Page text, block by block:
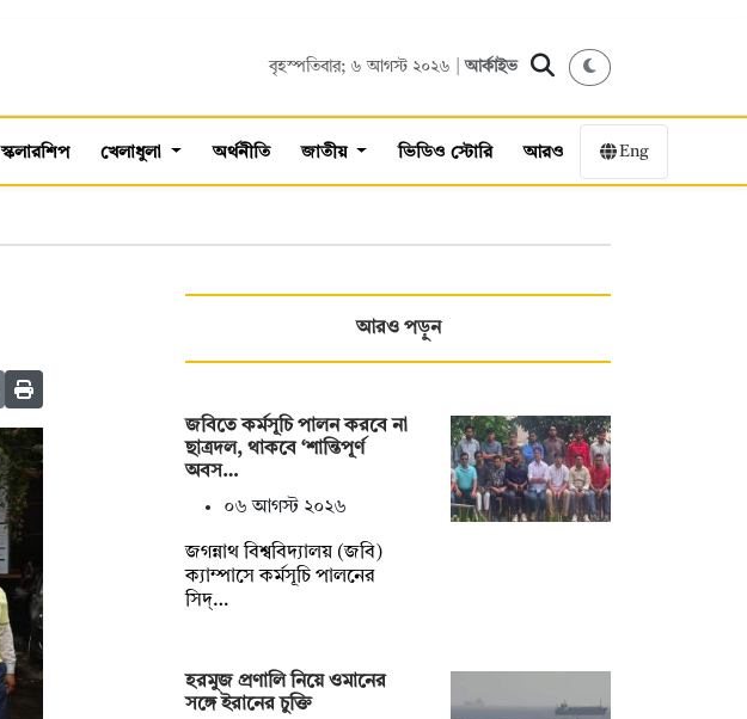
বৃহস্পতিবার; ৬ আগস্ট ২০২৬ |আর্কাইভ
স্কলারশিপ খেলাধুলা অর্থনীতি জাতীয় ভিডিও স্টোরি আরও Eng
আরও পড়ুন
জবিতে কর্মসূচি পালন করবে না
ছাত্রদল, থাকবে ‘শান্তিপূর্ণ
অবস…
০৬ আগস্ট ২০২৬
জগন্নাথ বিশ্ববিদ্যালয় (জবি)
ক্যাম্পাসে কর্মসূচি পালনের
সিদ্…
হরমুজ প্রণালি নিয়ে ওমানের
সঙ্গে ইরানের চুক্তি